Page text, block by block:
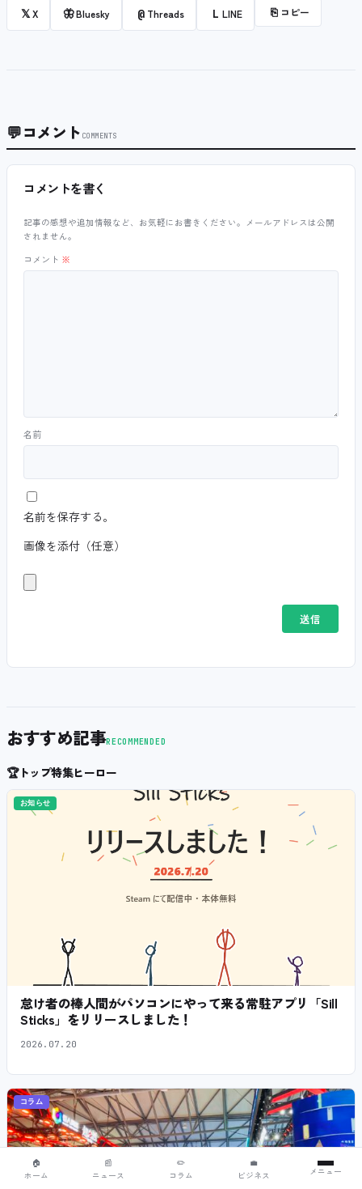
𝕏X 🦋Bluesky @ Threads L LINE ⎘ コピー
💬コメント COMMENTS
コメントを書く
記事の感想や追加情報など、お気軽にお書きください。メールアドレスは公開
されません。
コメント ※
名前
名前を保存する。
画像を添付（任意）
おすすめ記事RECOMMENDED
🏆トップ特集ヒーロー
お知らせ
怠け者の棒人間がパソコンにやって来る常駐アプリ「Sill
Sticks」をリリースしました！
2026.07.20
コラム
🏠
ホーム
📰
ニュース
✏️
コラム
💼
ビジネス
メニュー